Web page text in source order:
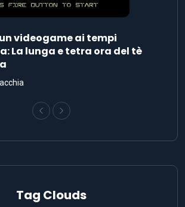
videogame ai tempi
La lunga e tetra ora del tè
Tag Clouds